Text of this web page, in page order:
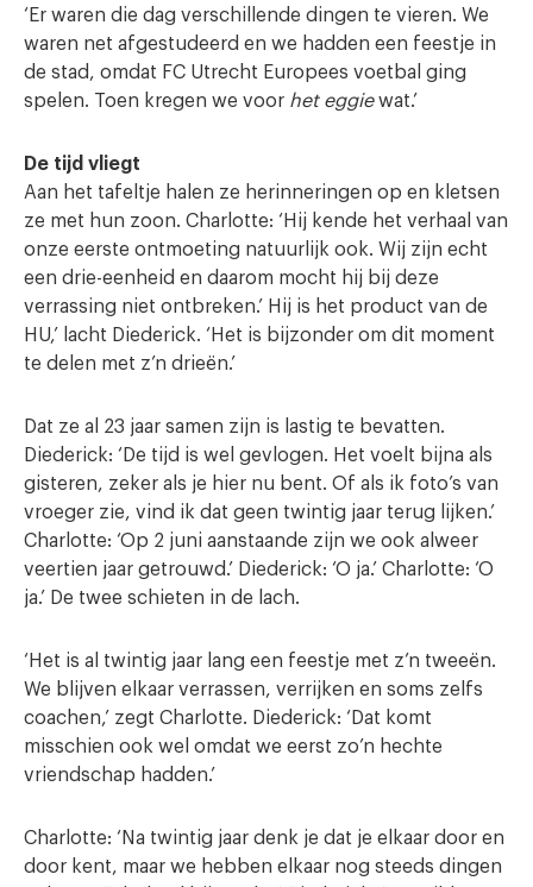
‘Er waren die dag verschillende dingen te vieren. We
waren net afgestudeerd en we hadden een feestje in
de stad, omdat FC Utrecht Europees voetbal ging
spelen. Toen kregen we voor het eggiewat.’
De tijd vliegt
Aan het tafeltje halen ze herinneringen op en kletsen
ze met hun zoon. Charlotte: ‘Hij kende het verhaal van
onze eerste ontmoeting natuurlijk ook. Wij zijn echt
een drie-eenheid en daarom mocht hij bij deze
verrassing niet ontbreken.’ Hij is het product van de
HU,’ lacht Diederick. ‘Het is bijzonder om dit moment
te delen met z’n drieën.’
Dat ze al 23 jaar samen zijn is lastig te bevatten.
Diederick: ‘De tijd is wel gevlogen. Het voelt bijna als
gisteren, zeker als je hier nu bent. Of als ik foto’s van
vroeger zie, vind ik dat geen twintig jaar terug lijken.’
Charlotte: ‘Op 2 juni aanstaande zijn we ook alweer
veertien jaar getrouwd.’ Diederick: ‘O ja.’ Charlotte: ‘O
ja.’ De twee schieten in de lach.
‘Het is al twintig jaar lang een feestje met z’n tweeën.
We blijven elkaar verrassen, verrijken en soms zelfs
coachen,’ zegt Charlotte. Diederick: ‘Dat komt
misschien ook wel omdat we eerst zo’n hechte
vriendschap hadden.’
Charlotte: ‘Na twintig jaar denk je dat je elkaar door en
door kent, maar we hebben elkaar nog steeds dingen